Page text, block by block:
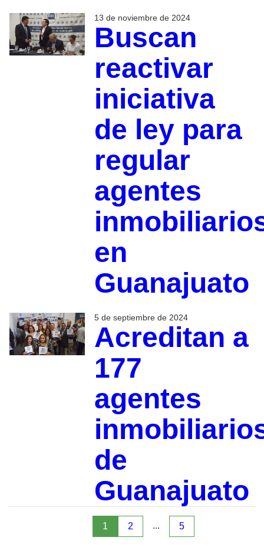
13 de noviembre de 2024
Buscan
reactivar
iniciativa
de ley para
regular
agentes
en
Guanajuato
5 de septiembre de 2024
Acreditan a
177
agentes
de
Guanajuato
1 2 ... 5